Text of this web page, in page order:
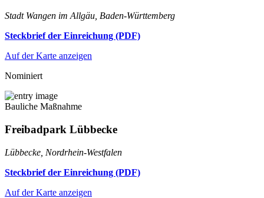
Stadt Wangen im Allgäu, Baden-Württemberg
Steckbrief der Einreichung (PDF)
Auf der Karte anzeigen
Nominiert
Bauliche Maßnahme
Freibadpark Lübbecke
Lübbecke, Nordrhein-Westfalen
Steckbrief der Einreichung (PDF)
Auf der Karte anzeigen